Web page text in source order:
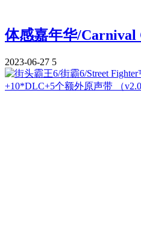
体感嘉年华/Carnival
2023-06-27 5